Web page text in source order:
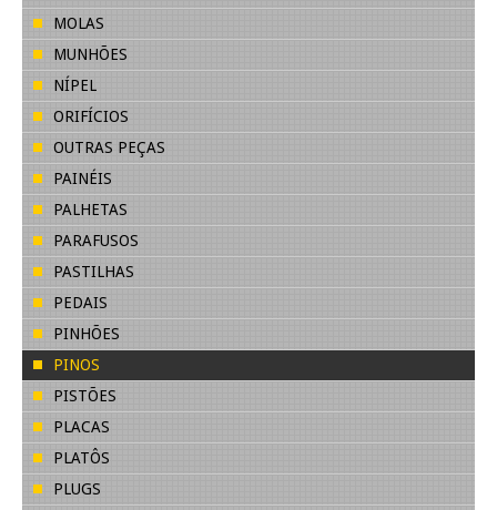
MOLAS
MUNHÕES
NÍPEL
ORIFÍCIOS
OUTRAS PEÇAS
PAINÉIS
PALHETAS
PARAFUSOS
PASTILHAS
PEDAIS
PINHÕES
PINOS
PISTÕES
PLACAS
PLATÔS
PLUGS